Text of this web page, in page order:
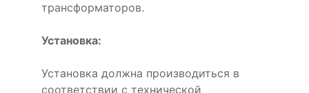
трансформаторов.
Установка:
Установка должна производиться в
соответствии с технической